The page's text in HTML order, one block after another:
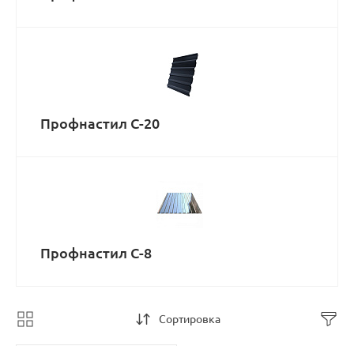
Профнастил С-20
Профнастил С-8
Сортировка